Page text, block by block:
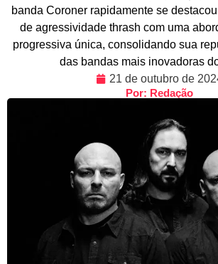
banda Coroner rapidamente se
de agressividade thrash com uma
progressiva única, consolidando sua
das bandas mais inovadoras
21 de outubro de
Por: Redação